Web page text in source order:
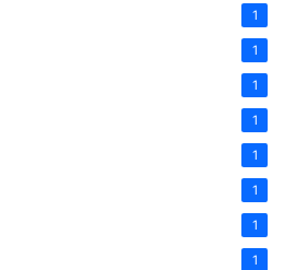
1
1
1
1
1
1
1
1